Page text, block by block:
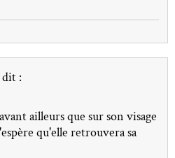
dit :
ailleurs que sur son visage
qu'elle retrouvera sa